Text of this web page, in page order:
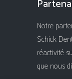
Notre
Schick
réactivité
que nous